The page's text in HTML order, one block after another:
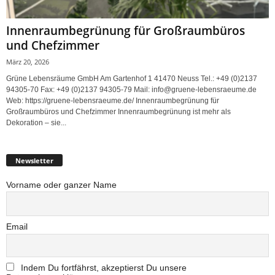
Innenraumbegrünung für Großraumbüros
und Chefzimmer
März 20, 2026
Grüne Lebensräume GmbH Am Gartenhof 1 41470 Neuss Tel.: +49 (0)2137
94305-70 Fax: +49 (0)2137 94305-79 Mail: info@gruene-lebensraeume.de
Web: https://gruene-lebensraeume.de/ Innenraumbegrünung für
Großraumbüros und Chefzimmer Innenraumbegrünung ist mehr als
Dekoration – sie...
Newsletter
Vorname oder ganzer Name
Email
Indem Du fortfährst, akzeptierst Du unsere